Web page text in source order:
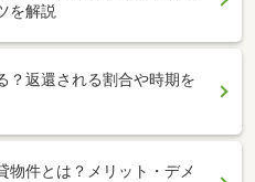
を解説
？返還される割合や時期を
物件とは？メリット・デメ